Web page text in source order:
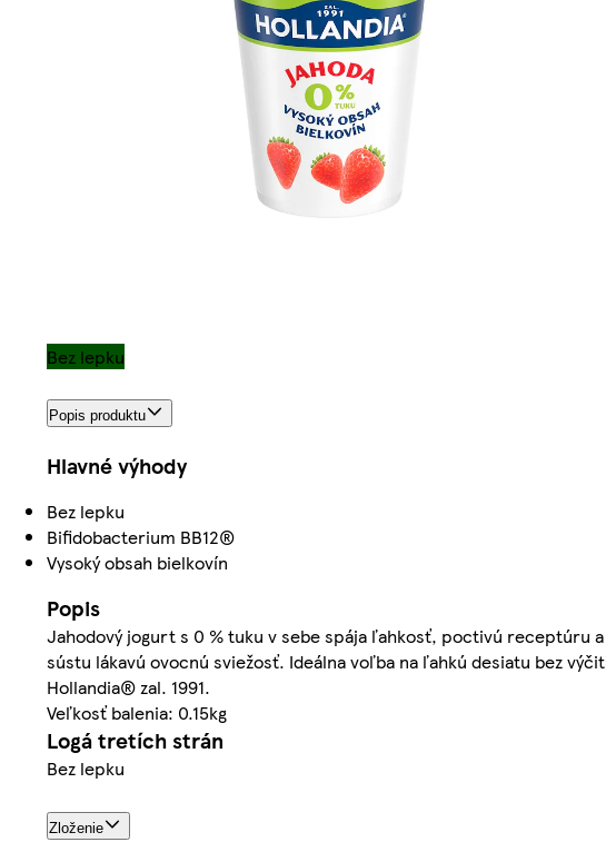
Bez lepku
Popis produktu
Hlavné výhody
Bez lepku
Bifidobacterium BB12®
Vysoký obsah bielkovín
Popis
Jahodový jogurt s 0 % tuku v sebe spája ľahkosť, poctivú receptúru
sústu lákavú ovocnú sviežosť. Ideálna voľba na ľahkú desiatu bez
Hollandia® zal. 1991.
Veľkosť balenia: 0.15kg
Logá tretích strán
Bez lepku
Zloženie